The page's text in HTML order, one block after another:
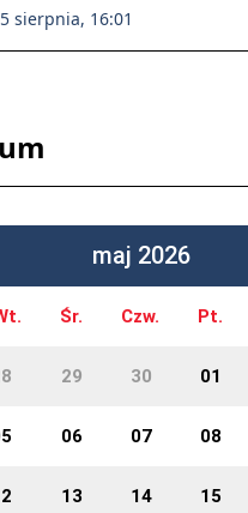
sierpnia, 16:01
maj 2026
Śr. Czw. Pt.
29 30 01
06 07 08
13 14 15